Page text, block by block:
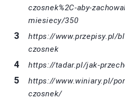
czosnek%2C-aby-
miesiecy/350
https://www.przepisy.pl/
czosnek
https://tadar.pl/jak-
https://www.winiary.pl/
czosnek/